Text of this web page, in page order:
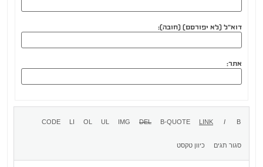
דוא"ל (לא יפורסם) (חובה):
אתר: